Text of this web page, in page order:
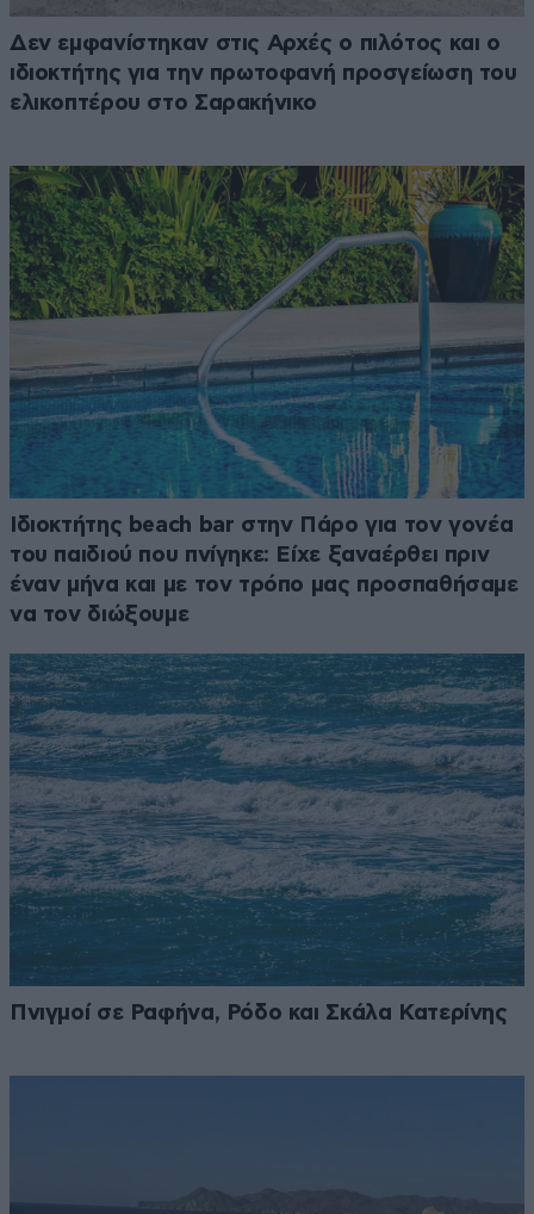
Δεν εμφανίστηκαν στις Αρχές o πιλότος και o
ιδιοκτήτης για την πρωτοφανή προσγείωση του
ελικοπτέρου στο Σαρακήνικο
Ιδιοκτήτης beach bar στην Πάρο για τον γονέα
του παιδιού που πνίγηκε: Είχε ξαναέρθει πριν
έναν μήνα και με τον τρόπο μας προσπαθήσαμε
να τον διώξουμε
Πνιγμοί σε Ραφήνα, Ρόδο και Σκάλα Κατερίνης